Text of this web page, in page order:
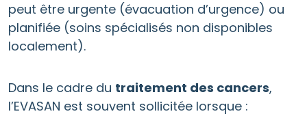
peut être urgente (évacuation d’urgence) ou
planifiée (soins spécialisés non disponibles
localement).
Dans le cadre du traitement des cancers,
l’EVASAN est souvent sollicitée lorsque :